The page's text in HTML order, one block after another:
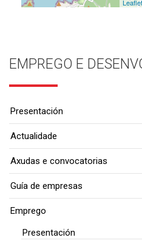
Leaflet
EMPREGO E
Presentación
Actualidade
Axudas e convocatorias
Guía de empresas
Emprego
Presentación